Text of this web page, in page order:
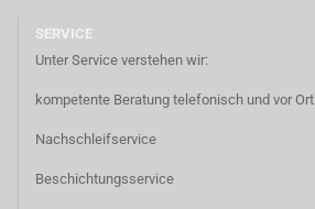
SERVICE
Unter Service verstehen wir:
kompetente Beratung telefonisch und vor Ort
Nachschleifservice
Beschichtungsservice